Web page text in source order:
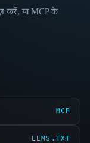
करें, या MCP के
MCP
LLMS.TXT